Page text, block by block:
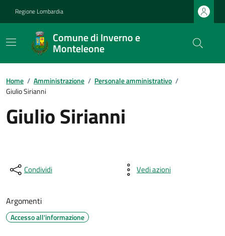
Regione Lombardia
Comune di Inverno e
Monteleone
Home / Amministrazione / Personale amministrativo /
Giulio Sirianni
Giulio Sirianni
Condividi Vedi azioni
Argomenti
Accesso all'informazione